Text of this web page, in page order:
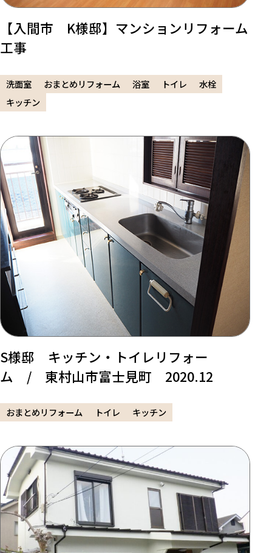
【入間市 K様邸】マンションリフォーム
工事
洗面室 おまとめリフォーム 浴室 トイレ
水栓
キッチン
S様邸 キッチン・トイレリフォー
ム / 東村山市富士見町 2020.12
おまとめリフォーム トイレ キッチン